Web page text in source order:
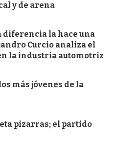
y de arena
diferencia la hace una
Curcio analiza el
la industria automotriz
más jóvenes de la
pizarras; el partido